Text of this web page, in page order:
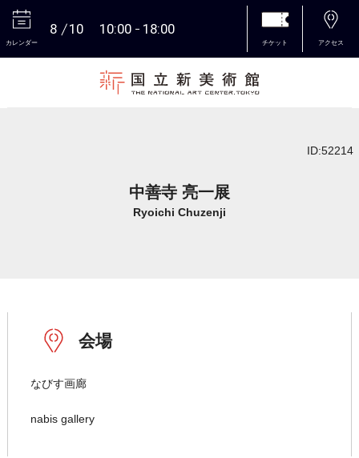
カレンダー
8 10 10:00 18:00
チケット アクセス
ID:52214
中善寺 亮一展
Ryoichi Chuzenji
会場
なびす画廊
nabis gallery